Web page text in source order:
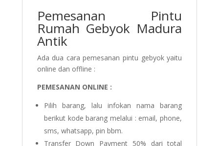
Pemesanan Pintu
Rumah Gebyok Madura
Antik
Ada dua cara pemesanan pintu gebyok yaitu
online dan offline :
PEMESANAN ONLINE :
Pilih barang, lalu infokan nama barang
berikut kode barang melalui : email, phone,
sms, whatsapp, pin bbm.
Transfer Down Payment 50% dari total